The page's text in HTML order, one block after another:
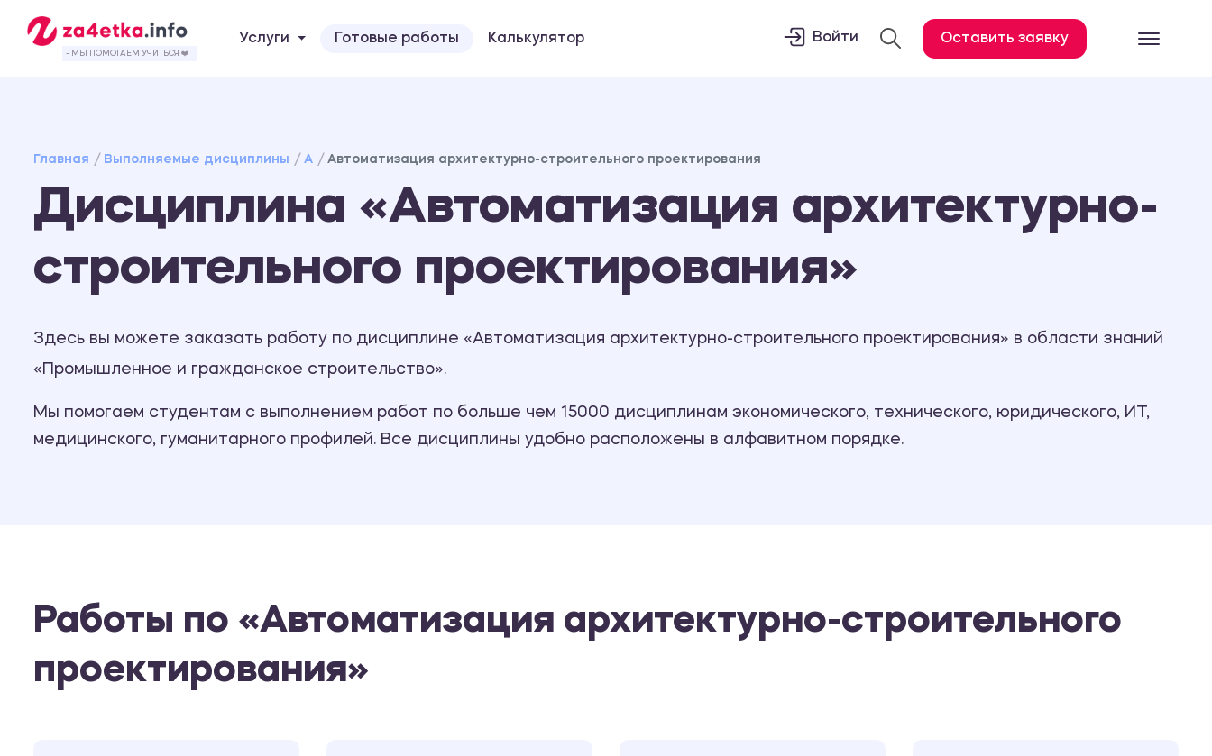
Курсовая работа
Контрольная работа
Диссертация
Ответы на билеты
- МЫ ПОМОГАЕМ УЧИТЬСЯ ❤️
Услуги Готовые работы Калькулятор Войти Оставить заявку
Главная Выполняемые дисциплины А Автоматизация архитектурно-строительного проектирования
Дисциплина «Автоматизация архитектурно-
строительного проектирования»
Здесь вы можете заказать работу по дисциплине «Автоматизация архитектурно-строительного проектирования» в области знаний
«Промышленное и гражданское строительство».
Мы помогаем студентам с выполнением работ по больше чем 15000 дисциплинам экономического, технического, юридического, ИТ,
медицинского, гуманитарного профилей. Все дисциплины удобно расположены в алфавитном порядке.
Работы по «Автоматизация архитектурно-строительного
проектирования»